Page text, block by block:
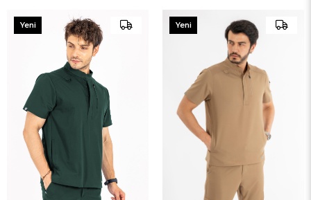
Yeni
Yeni